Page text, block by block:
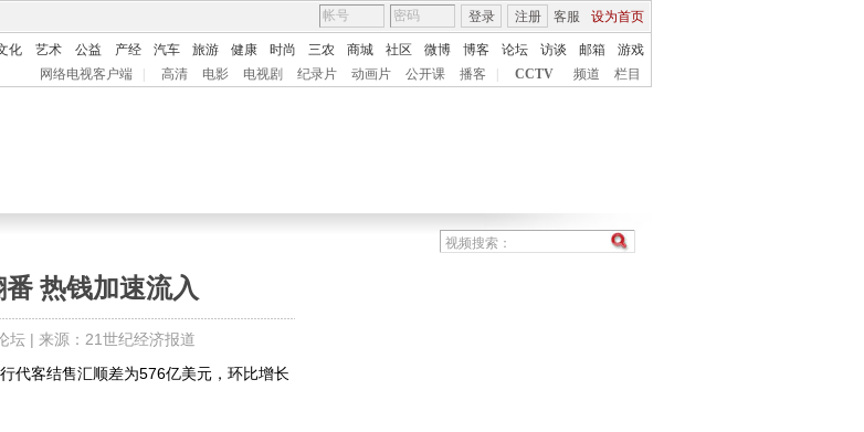
客服 设为首页
登录 注册
化 艺术 公益 产经 汽车 旅游 健康 时尚 三农 商城 社区 微博 博客 论坛 访谈 邮箱
游戏
网络电视客户端 高清 电影 电视剧 纪录片 动画片 公开课 播客 CCTV 频道 栏目
热钱加速流入
坛| 来源：21世纪经济报道
客结售汇顺差为576亿美元，环比增长